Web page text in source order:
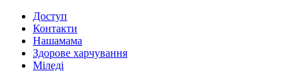
Доступ
Контакти
Нашамама
Здорове харчування
Міледі